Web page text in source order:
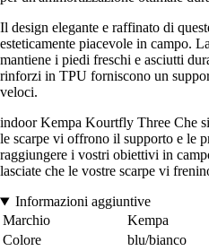
Il design elegante e raffinato di
esteticamente piacevole in campo.
mantiene i piedi freschi e asciutti
rinforzi in TPU forniscono un
veloci.
indoor Kempa Kourtfly Three Che
le scarpe vi offrono il supporto e le
raggiungere i vostri obiettivi in
lasciate che le vostre scarpe vi
Informazioni aggiuntive
Marchio
Kempa
Colore
blu/bianco